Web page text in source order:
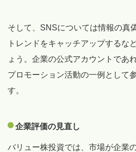
そして、SNSについては情報の真
トレンドをキャッチアップするな
ょう。企業の公式アカウントであ
プロモーション活動の一例として
す。
企業評価の見直し
バリュー株投資では、市場が企業